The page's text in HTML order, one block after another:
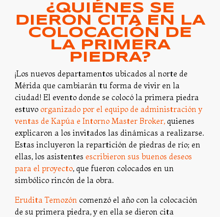
¿QUIÉNES SE
DIERON CITA EN LA
COLOCACIÓN DE
LA PRIMERA
PIEDRA?
¡Los nuevos departamentos ubicados al norte de
Mérida que cambiarán tu forma de vivir en la
ciudad! El evento donde se colocó la primera piedra
estuvo organizado por el equipo de administración y
ventas de Kapúa e Intorno Master Broker, quienes
explicaron a los invitados las dinámicas a realizarse.
Estas incluyeron la repartición de piedras de río; en
ellas, los asistentes escribieron sus buenos deseos
para el proyecto, que fueron colocados en un
simbólico rincón de la obra.
Erudita Temozón comenzó el año con la colocación
de su primera piedra, y en ella se dieron cita